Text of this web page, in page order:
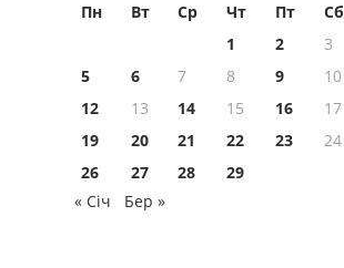
Пн Вт Ср Чт Пт Сб
1
2 3
5
6 7 8 9 10
12
13 14 15 16 17
19
20 21 22 23 24
26
27 28
29
« Січ
Бер »